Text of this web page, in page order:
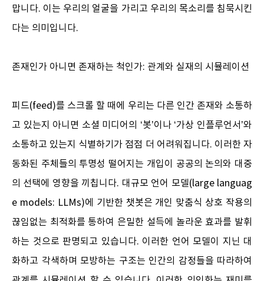
맙니다. 이는 우리의 얼굴을 가리고 우리의 목소리를 침묵시킨
다는 의미입니다.
존재인가 아니면 존재하는 척인가: 관계와 실재의 시뮬레이션
피드(feed)를 스크롤 할 때에 우리는 다른 인간 존재와 소통하
고 있는지 아니면 소셜 미디어의 ‘봇’이나 ‘가상 인플루언서’와
소통하고 있는지 식별하기가 점점 더 어려워집니다. 이러한 자
동화된 주체들의 투명성 떨어지는 개입이 공공의 논의와 대중
의 선택에 영향을 끼칩니다. 대규모 언어 모델(large languag
e models: LLMs)에 기반한 챗봇은 개인 맞춤식 상호 작용의
끊임없는 최적화를 통하여 은밀한 설득에 놀라운 효과를 발휘
하는 것으로 판명되고 있습니다. 이러한 언어 모델이 지닌 대
화하고 각색하며 모방하는 구조는 인간의 감정들을 따라하여